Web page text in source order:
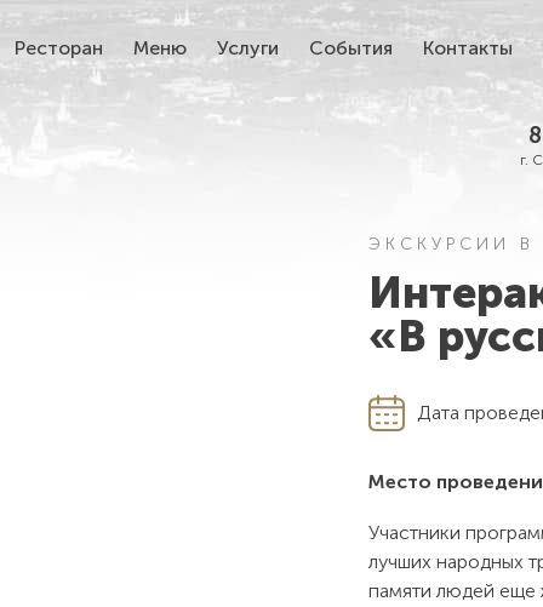
Ресторан Меню Услуги События Контакты
г.
ЭКСКУРСИИ В
«В
Дата
Место
Участники
лучших народных
памяти людей еще